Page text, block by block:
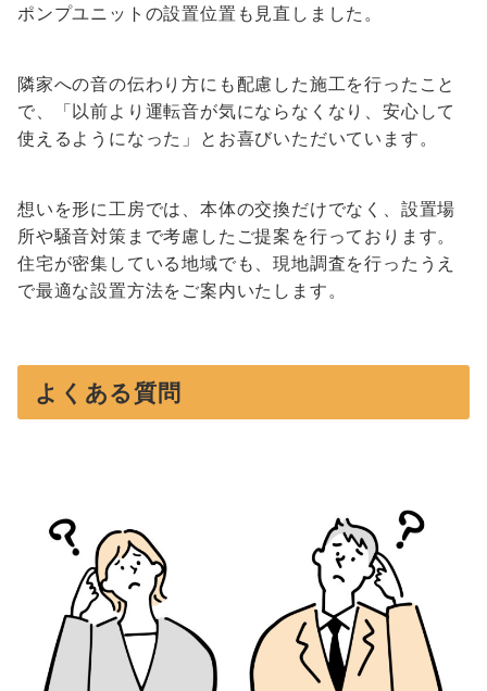
ポンプユニットの設置位置も見直しました。
隣家への音の伝わり方にも配慮した施工を行ったこと
で、「以前より運転音が気にならなくなり、安心して
使えるようになった」とお喜びいただいています。
想いを形に工房では、本体の交換だけでなく、設置場
所や騒音対策まで考慮したご提案を行っております。
住宅が密集している地域でも、現地調査を行ったうえ
で最適な設置方法をご案内いたします。
よくある質問